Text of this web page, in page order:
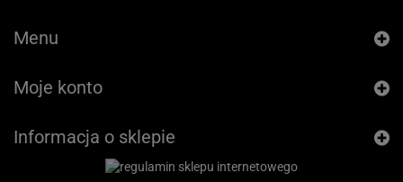
Menu
Moje konto
Informacja o sklepie